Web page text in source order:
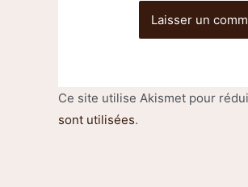
Ce site utilise Akismet pour
sont utilisées.